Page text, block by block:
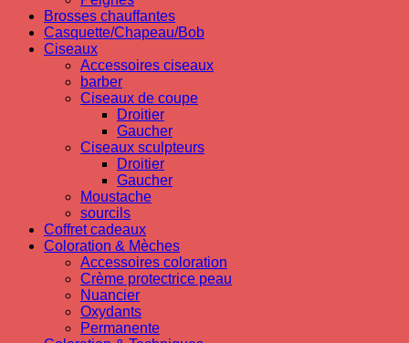
Brosses chauffantes
Casquette/Chapeau/Bob
Ciseaux
Accessoires ciseaux
barber
Ciseaux de coupe
Droitier
Gaucher
Ciseaux sculpteurs
Droitier
Gaucher
Moustache
sourcils
Coffret cadeaux
Coloration & Mèches
Accessoires coloration
Crème protectrice peau
Nuancier
Oxydants
Permanente